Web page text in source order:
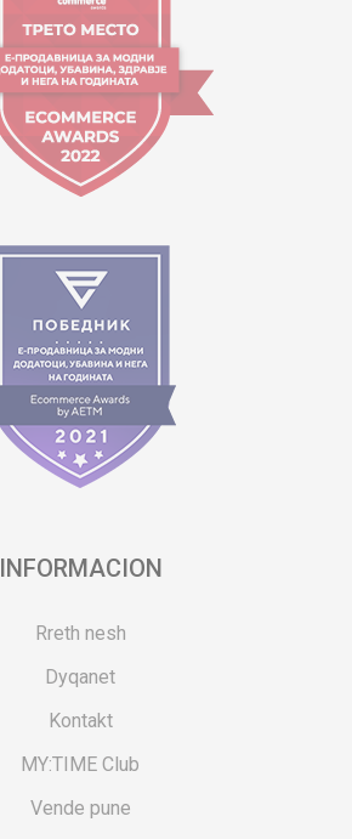
INFORMACION
Rreth nesh
Dyqanet
Kontakt
MY:TIME Club
Vende pune